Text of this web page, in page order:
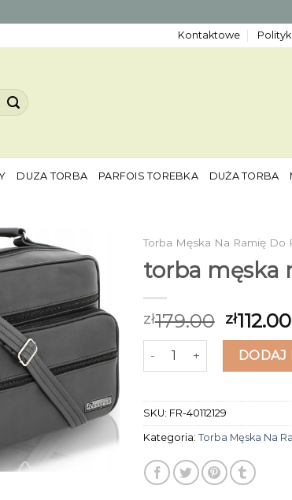
Kontaktowe
DUZA TORBA PARFOIS TOREBKA DUŻA TORBA
Torba Męska Na Ramię Do
torba męska
zł179.00 zł112.00
ilość torba męska naDODAJ
SKU: FR-40112129
Kategoria: Torba Męska Na